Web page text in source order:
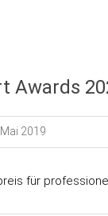
Awards
2019
für